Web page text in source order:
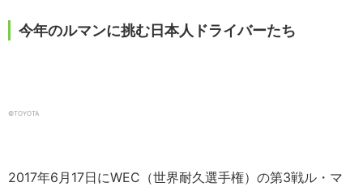
今年のルマンに挑む日本人ドライバーたち
©︎TOYOTA
2017年6月17日にWEC（世界耐久選手権）の第3戦ル・マ